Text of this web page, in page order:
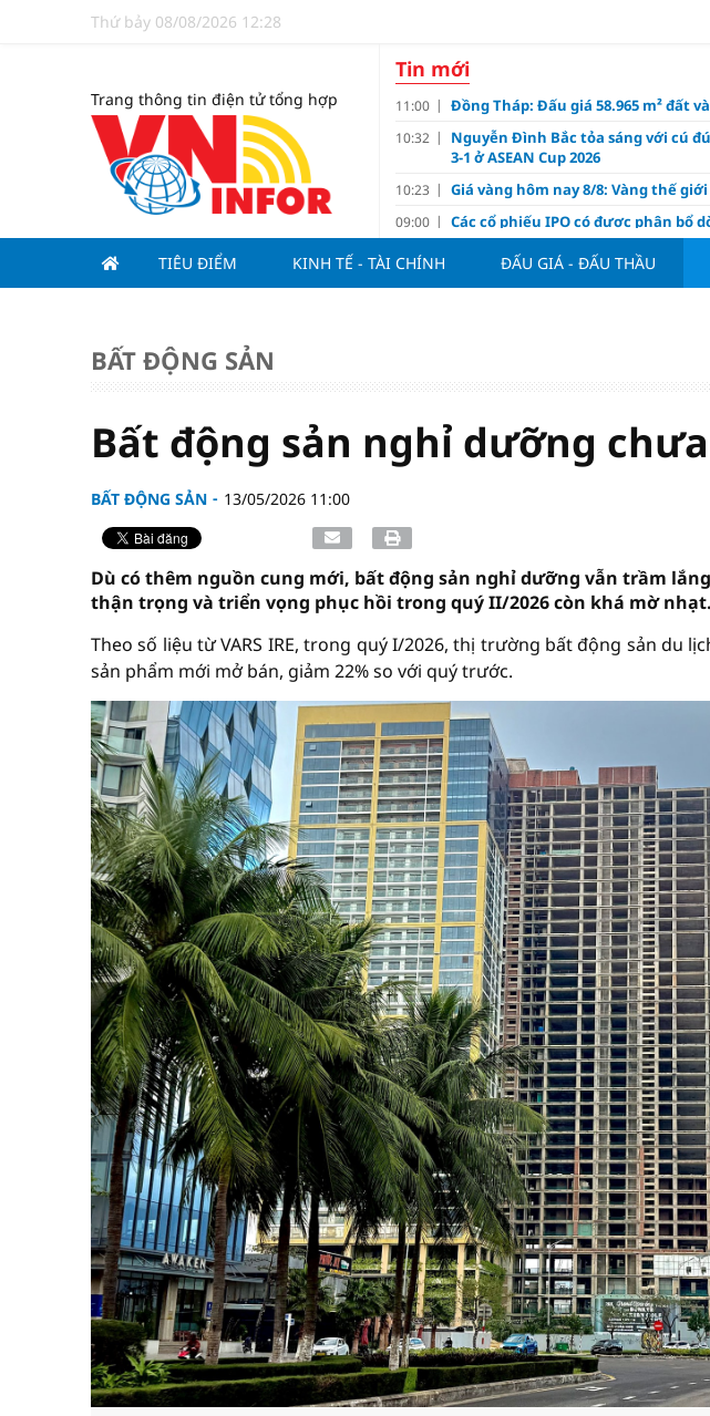
Thứ bảy 08/08/2026 12:28
Trang thông tin điện tử tổng hợp
Tin mới
11:00 Đồng Tháp: Đấu giá 58.965 m² đất
10:32
Nguyễn Đình Bắc tỏa sáng với cú
3-1 ở ASEAN Cup 2026
10:23 Giá vàng hôm nay 8/8: Vàng thế
09:00 Các cổ phiếu IPO có được phân
08:15 Lợi ích của nước chanh gừng
07:00 Nới trần tiền gửi Kho bạc Nhà
sản Việt Nam
15:13
Đề xuất giảm 30% thuế cho hộ, cá
TIÊU ĐIỂM KINH TẾ - TÀI CHÍNH ĐẤU GIÁ - ĐẤU THẦU
BẤT ĐỘNG SẢN
Bất động sản nghỉ dưỡng
BẤT ĐỘNG SẢN 13/05/2026 11:00
Dù có thêm nguồn cung mới, bất động sản nghỉ dưỡng vẫn trầm
thận trọng và triển vọng phục hồi trong quý II/2026 còn khá mờ nhạt.
Theo số liệu từ VARS IRE, trong quý I/2026, thị trường bất động sản du
sản phẩm mới mở bán, giảm 22% so với quý trước.